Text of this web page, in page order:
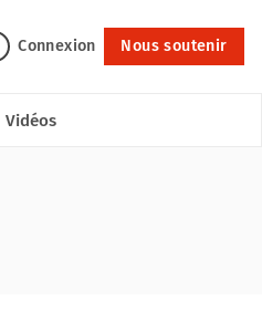
Connexion Nous soutenir
Vidéos